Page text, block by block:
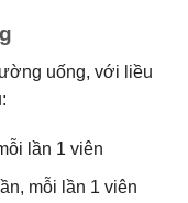
uống, với liều
lần 1 viên
mỗi lần 1 viên